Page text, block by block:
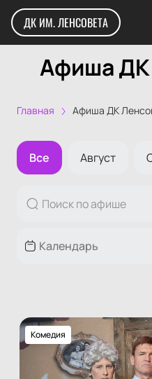
ДК ИМ. ЛЕНСОВЕТА
Афиша ДК
Главная Афиша ДК
Все Август
Комедия